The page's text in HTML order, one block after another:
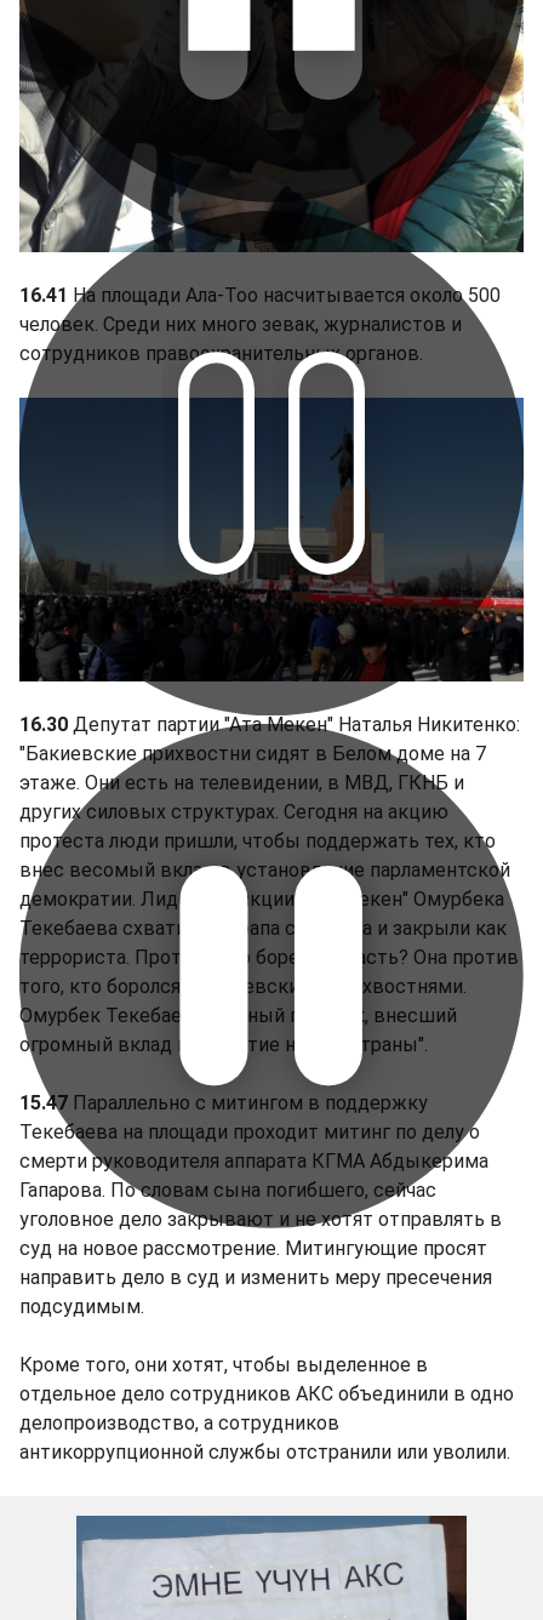
16.41 На площади Ала-Тоо насчитывается около 500
человек. Среди них много зевак, журналистов и
сотрудников правоохранительных органов.
16.30 Депутат партии "Ата Мекен" Наталья Никитенко:
"Бакиевские прихвостни сидят в Белом доме на 7
этаже. Они есть на телевидении, в МВД, ГКНБ и
других силовых структурах. Сегодня на акцию
протеста люди пришли, чтобы поддержать тех, кто
внес весомый вклад в установление парламентской
демократии. Лидера фракции "Ата Мекен" Омурбека
Текебаева схватили с трапа самолета и закрыли как
террориста. Против кого борется власть? Она против
того, кто боролся с бакиевскими прихвостнями.
Омурбек Текебаев опытный политик, внесший
огромный вклад в развитие нашей страны".
15.47 Параллельно с митингом в поддержку
Текебаева на площади проходит митинг по делу о
смерти руководителя аппарата КГМА Абдыкерима
Гапарова. По словам сына погибшего, сейчас
уголовное дело закрывают и не хотят отправлять в
суд на новое рассмотрение. Митингующие просят
направить дело в суд и изменить меру пресечения
подсудимым.
Кроме того, они хотят, чтобы выделенное в
отдельное дело сотрудников АКС объединили в одно
делопроизводство, а сотрудников
антикоррупционной службы отстранили или уволили.